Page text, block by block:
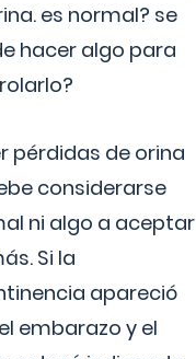
es normal? se
hacer algo para
pérdidas de orina
considerarse
ni algo a aceptar
Si la
apareció
embarazo y el